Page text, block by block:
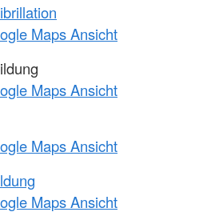
Maps Ansicht
Maps Ansicht
Maps Ansicht
Maps Ansicht